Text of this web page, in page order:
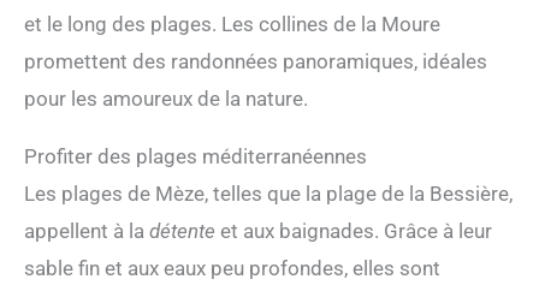
et le long des plages. Les collines de la Moure
promettent des randonnées panoramiques, idéales
pour les amoureux de la nature.
Profiter des plages méditerranéennes
Les plages de Mèze, telles que la plage de la Bessière,
appellent à la détente et aux baignades. Grâce à leur
sable fin et aux eaux peu profondes, elles sont